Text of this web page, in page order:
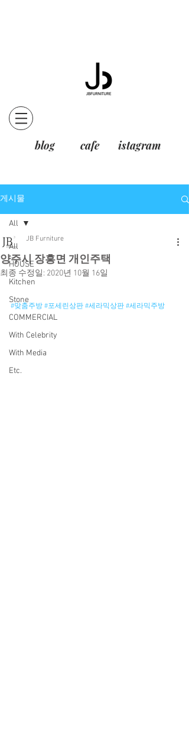
blog cafe istagram
게시물
All
HOUSE
Kitchen
Stone
COMMERCIAL
With Celebrity
With Media
Etc.
All
양주시 장흥면 개인주택
JB Furniture
최종 수정일: 2020년 10월 16일
#맞춤주방 #포세린상판 #세라믹상판 #세라믹주방